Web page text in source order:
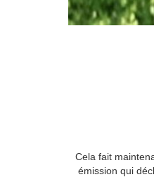
Cela fait
émission qui